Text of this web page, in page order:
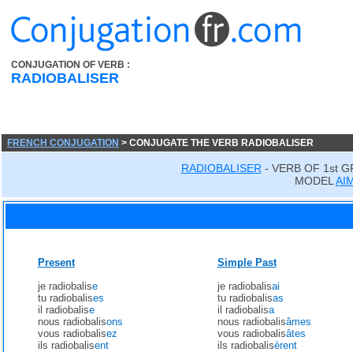
CONJUGATION OF VERB :
RADIOBALISER
FRENCH CONJUGATION > CONJUGATE THE VERB RADIOBALISER
RADIOBALISER - VERB OF 1st
MODEL
Present
je radiobalise
tu radiobalises
il radiobalise
nous radiobalisons
vous radiobalisez
ils radiobalisent
Simple Past
je radiobalisai
tu radiobalisas
il radiobalisa
nous radiobalisâmes
vous radiobalisâtes
ils radiobalisèrent